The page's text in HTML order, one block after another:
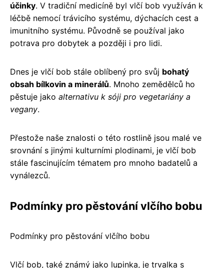
účinky. V tradiční medicíně byl vlčí bob využíván k
léčbě nemocí trávicího systému, dýchacích cest a
imunitního systému. Původně se používal jako
potrava pro dobytek a později i pro lidi.
Dnes je vlčí bob stále oblíbený pro svůj bohatý
obsah bílkovin a minerálů. Mnoho zemědělců ho
pěstuje jako alternativu k sóji pro vegetariány a
vegany.
Přestože naše znalosti o této rostlině jsou malé ve
srovnání s jinými kulturními plodinami, je vlčí bob
stále fascinujícím tématem pro mnoho badatelů a
vynálezců.
Podmínky pro pěstování vlčího bobu
Podmínky pro pěstování vlčího bobu
Vlčí bob, také známý jako lupinka, je trvalka s